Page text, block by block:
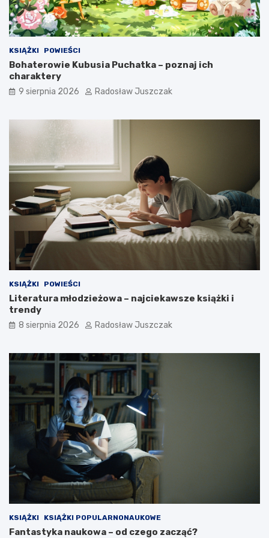
a
r
a
y
m
w
e
d
z
i
KSIĄŻKI POWIEŚCI
Bohaterowie Kubusia Puchatka – poznaj ich
charaktery
9 sierpnia 2026 Radosław Juszczak
KSIĄŻKI POWIEŚCI
Literatura młodzieżowa – najciekawsze książki i
trendy
8 sierpnia 2026 Radosław Juszczak
KSIĄŻKI KSIĄŻKI POPULARNONAUKOWE
Fantastyka naukowa – od czego zacząć?